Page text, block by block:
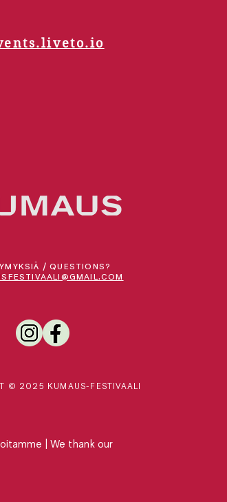
/ QUESTIONS?
© 2025 KUMAUS-FESTIVAALI
| We thank our